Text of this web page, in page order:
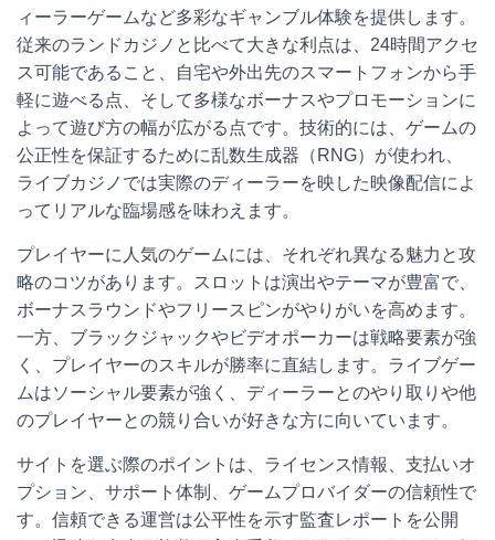
ィーラーゲームなど多彩なギャンブル体験を提供します。
従来のランドカジノと比べて大きな利点は、24時間アクセ
ス可能であること、自宅や外出先のスマートフォンから手
軽に遊べる点、そして多様なボーナスやプロモーションに
よって遊び方の幅が広がる点です。技術的には、ゲームの
公正性を保証するために乱数生成器（RNG）が使われ、
ライブカジノでは実際のディーラーを映した映像配信によ
ってリアルな臨場感を味わえます。
プレイヤーに人気のゲームには、それぞれ異なる魅力と攻
略のコツがあります。スロットは演出やテーマが豊富で、
ボーナスラウンドやフリースピンがやりがいを高めます。
一方、ブラックジャックやビデオポーカーは戦略要素が強
く、プレイヤーのスキルが勝率に直結します。ライブゲー
ムはソーシャル要素が強く、ディーラーとのやり取りや他
のプレイヤーとの競り合いが好きな方に向いています。
サイトを選ぶ際のポイントは、ライセンス情報、支払いオ
プション、サポート体制、ゲームプロバイダーの信頼性で
す。信頼できる運営は公平性を示す監査レポートを公開